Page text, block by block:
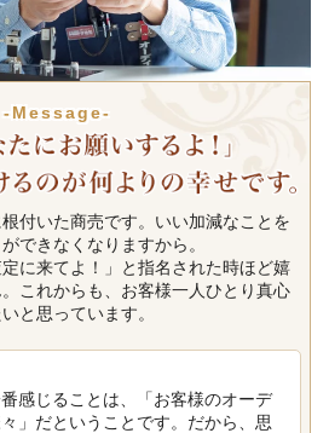
-Message-
付いた商売です。いい加減なことを
できなくなりますから。
に来てよ！」と指名された時ほど嬉
これからも、お客様一人ひとり真心
と思っています。
感じることは、「お客様のオーデ
」だということです。だから、思